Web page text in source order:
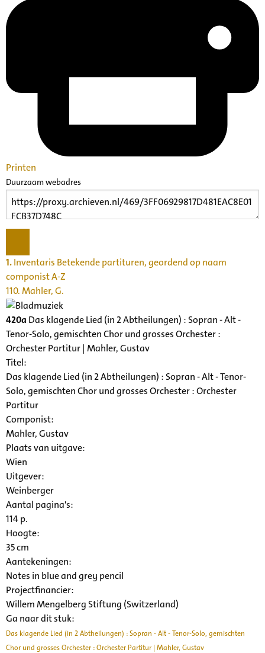
Printen
Duurzaam webadres
1.Inventaris Betekende partituren, geordend op naam
componist A-Z
110. Mahler, G.
420a Das klagende Lied (in 2 Abtheilungen) : Sopran - Alt -
Tenor-Solo, gemischten Chor und grosses Orchester :
Orchester Partitur | Mahler, Gustav
Titel:
Das klagende Lied (in 2 Abtheilungen) : Sopran - Alt - Tenor-
Solo, gemischten Chor und grosses Orchester : Orchester
Partitur
Componist:
Mahler, Gustav
Plaats van uitgave:
Wien
Uitgever:
Weinberger
Aantal pagina's:
114 p.
Hoogte:
35 cm
Aantekeningen:
Notes in blue and grey pencil
Projectfinancier:
Willem Mengelberg Stiftung (Switzerland)
Ga naar dit stuk:
Das klagende Lied (in 2 Abtheilungen) : Sopran - Alt - Tenor-Solo, gemischten
Chor und grosses Orchester : Orchester Partitur | Mahler, Gustav